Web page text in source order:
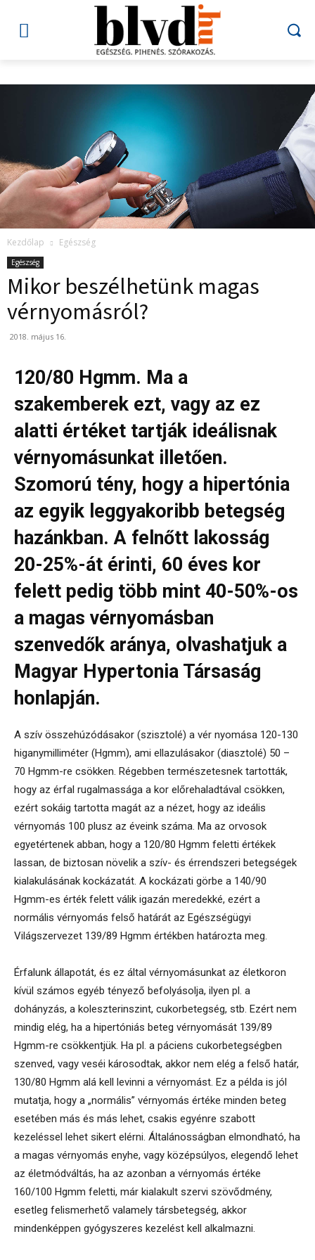
Kezdőlap Egészség
Egészség
Mikor beszélhetünk magas
vérnyomásról?
2018. május 16.
120/80 Hgmm. Ma a
szakemberek ezt, vagy az ez
alatti értéket tartják ideálisnak
vérnyomásunkat illetően.
Szomorú tény, hogy a hipertónia
az egyik leggyakoribb betegség
hazánkban. A felnőtt lakosság
20-25%-át érinti, 60 éves kor
felett pedig több mint 40-50%-os
a magas vérnyomásban
szenvedők aránya, olvashatjuk a
Magyar Hypertonia Társaság
honlapján.
A szív összehúzódásakor (szisztolé) a vér nyomása 120-130
higanymilliméter (Hgmm), ami ellazulásakor (diasztolé) 50 –
70 Hgmm-re csökken. Régebben természetesnek tartották,
hogy az érfal rugalmassága a kor előrehaladtával csökken,
ezért sokáig tartotta magát az a nézet, hogy az ideális
vérnyomás 100 plusz az éveink száma. Ma az orvosok
egyetértenek abban, hogy a 120/80 Hgmm feletti értékek
lassan, de biztosan növelik a szív- és érrendszeri betegségek
kialakulásának kockázatát. A kockázati görbe a 140/90
Hgmm-es érték felett válik igazán meredekké, ezért a
normális vérnyomás felső határát az Egészségügyi
Világszervezet 139/89 Hgmm értékben határozta meg.
Érfalunk állapotát, és ez által vérnyomásunkat az életkoron
kívül számos egyéb tényező befolyásolja, ilyen pl. a
dohányzás, a koleszterinszint, cukorbetegség, stb. Ezért nem
mindig elég, ha a hipertóniás beteg vérnyomását 139/89
Hgmm-re csökkentjük. Ha pl. a páciens cukorbetegségben
szenved, vagy veséi károsodtak, akkor nem elég a felső határ,
130/80 Hgmm alá kell levinni a vérnyomást. Ez a példa is jól
mutatja, hogy a „normális” vérnyomás értéke minden beteg
esetében más és más lehet, csakis egyénre szabott
kezeléssel lehet sikert elérni. Általánosságban elmondható, ha
a magas vérnyomás enyhe, vagy középsúlyos, elegendő lehet
az életmódváltás, ha az azonban a vérnyomás értéke
160/100 Hgmm feletti, már kialakult szervi szövődmény,
esetleg felismerhető valamely társbetegség, akkor
mindenképpen gyógyszeres kezelést kell alkalmazni.